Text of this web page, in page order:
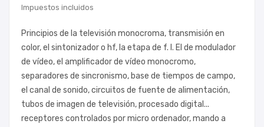
Impuestos incluidos
Principios de la televisión monocroma, transmisión en
color, el sintonizador o hf, la etapa de f. I. El de modulador
de vídeo, el amplificador de vídeo monocromo,
separadores de sincronismo, base de tiempos de campo,
el canal de sonido, circuitos de fuente de alimentación,
tubos de imagen de televisión, procesado digital...
receptores controlados por micro ordenador, mando a